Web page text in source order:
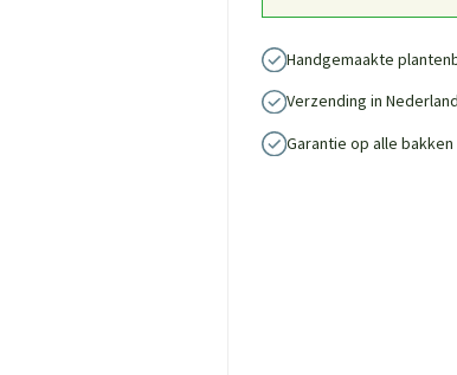
Handgemaakte
Verzending in
Garantie op alle bakken